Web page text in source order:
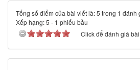
Tổng số điểm của bài viết là: 5 trong 1 đánh
Xếp hạng:5 - 1 phiếu bầu
Click để đánh giá